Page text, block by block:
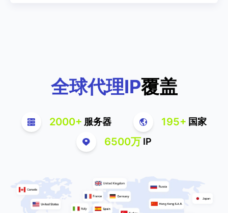
全球代理IP覆盖
2000+ 服务器 195+ 国家
6500万 IP